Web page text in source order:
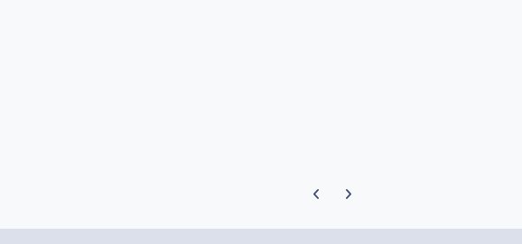
Previous carousel slide
Next carousel slide